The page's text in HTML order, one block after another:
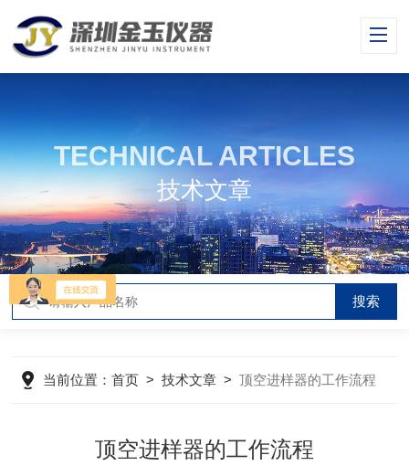
TECHNICAL ARTICLES
技术文章
当前位置：首页 >技术文章 >顶空进样器的工作流程
顶空进样器的工作流程